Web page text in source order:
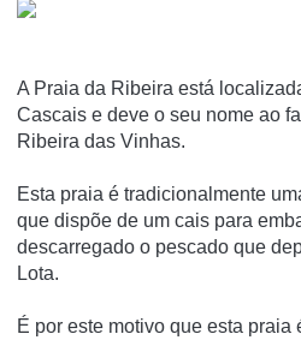
A Praia da Ribeira está
Cascais e deve o seu nome ao
Ribeira das Vinhas.
Esta praia é tradicionalmente
que dispõe de um cais para
descarregado o pescado que
Lota.
É por este motivo que esta praia